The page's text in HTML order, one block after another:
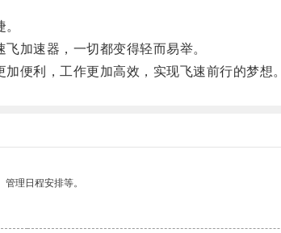
加速器，一切都变得轻而易举。
利，工作更加高效，实现飞速前行的梦想。
理日程安排等。